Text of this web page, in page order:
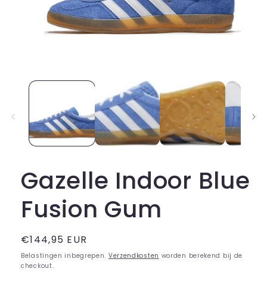
Gazelle Indoor Blue
Fusion Gum
Normale
prijs
€144,95 EUR
Belastingen inbegrepen. Verzendkosten worden berekend bij de
checkout.